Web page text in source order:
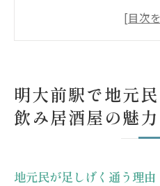
リーズナブルな価
明大前駅ならでは
明大前駅で楽しむ立ち
地元民が絶賛する
明大前駅で地元
飲み居酒屋の魅
地元民が足しげく通う理由